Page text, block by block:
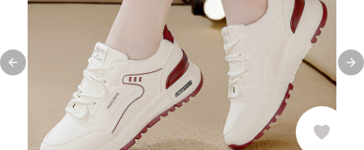
Previous slide